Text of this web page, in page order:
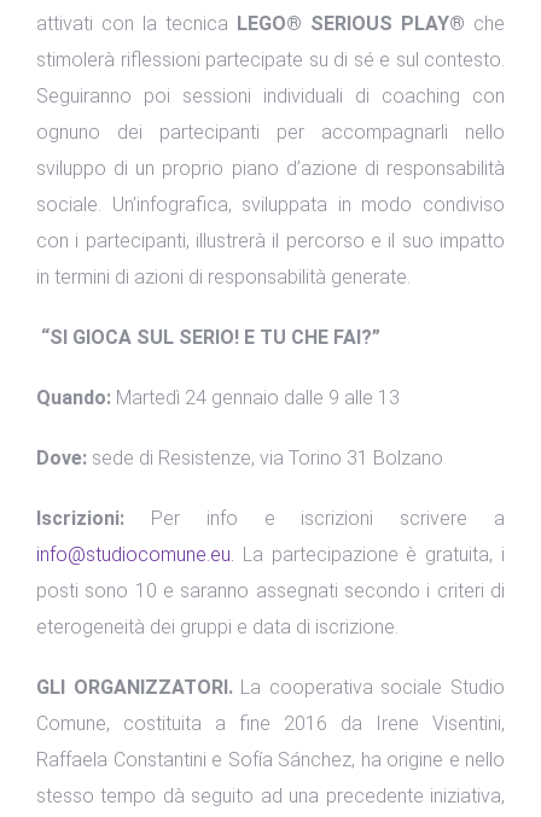
attivati con la tecnica LEGO® SERIOUS PLAY® che
stimolerà riflessioni partecipate su di sé e sul contesto.
Seguiranno poi sessioni individuali di coaching con
ognuno dei partecipanti per accompagnarli nello
sviluppo di un proprio piano d’azione di responsabilità
sociale. Un’infografica, sviluppata in modo condiviso
con i partecipanti, illustrerà il percorso e il suo impatto
in termini di azioni di responsabilità generate.
“SI GIOCA SUL SERIO! E TU CHE FAI?”
Quando: Martedì 24 gennaio dalle 9 alle 13
Dove: sede di Resistenze, via Torino 31 Bolzano
Iscrizioni: Per info e iscrizioni scrivere a
info@studiocomune.eu. La partecipazione è gratuita, i
posti sono 10 e saranno assegnati secondo i criteri di
eterogeneità dei gruppi e data di iscrizione.
GLI ORGANIZZATORI.La cooperativa sociale Studio
Comune, costituita a fine 2016 da Irene Visentini,
Raffaela Constantini e Sofía Sánchez, ha origine e nello
stesso tempo dà seguito ad una precedente iniziativa,